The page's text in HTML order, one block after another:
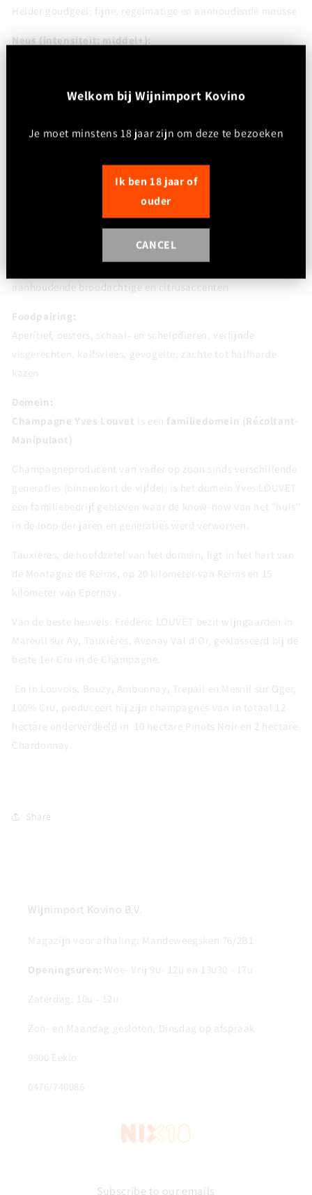
Helder goudgeel; fijne, regelmatige en aanhoudende mousse
Neus (intensiteit: middel+):
brioche, geroosterd brood en amandel door rijping sur lattes,
Droog (Brut); frisse tot levendige zuurgraad; middelmatig
alcohol; middelmatige body. Fijne, romige pareling met een
mooie balans tussen rijp fruit, frisse zuren en autolytische
tonen. Harmonieus, verfijnd en gastronomisch inzetbaar
aanhoudende broodachtige en citrusaccenten
Foodpairing:
Aperitief, oesters, schaal- en schelpdieren, verfijnde
visgerechten, kalfsvlees, gevogelte, zachte tot halfharde
kazen
Domein:
Champagne Yves Louvet is een familiedomein (Récoltant-
Manipulant)
Champagneproducent van vader op zoon sinds verschillende
generaties (binnenkort de vijfde), is het domein Yves LOUVET
een familiebedrijf gebleven waar de know-how van het "huis"
in de loop der jaren en generaties werd verworven.
Tauxières, de hoofdzetel van het domein, ligt in het hart van
de Montagne de Reims, op 20 kilometer van Reims en 15
kilometer van Epernay.
Van de beste heuvels: Frédéric LOUVET bezit wijngaarden in
Mareuil sur Ay, Tauxières, Avenay Val d'Or, geklasseerd bij de
beste 1er Cru in de Champagne.
En in Louvois, Bouzy, Ambonnay, Trepail en Mesnil sur Oger,
100% Cru, produceert hij zijn champagnes van in totaal 12
hectare onderverdeeld in 10 hectare Pinots Noir en 2 hectare
Chardonnay.
Share
Wijnimport Kovino B.V.
Magazijn voor afhaling: Mandeweegsken 76/2B1
Openingsuren: Woe- Vrij 9u- 12u en 13u30 - 17u
Zaterdag: 10u - 12u
Zon- en Maandag gesloten, Dinsdag op afspraak
9900 Eeklo
0476/740086
Subscribe to our emails
Welkom bij Wijnimport Kovino
Je moet minstens 18 jaar zijn om deze te bezoeken
Ik ben 18 jaar of
ouder
CANCEL